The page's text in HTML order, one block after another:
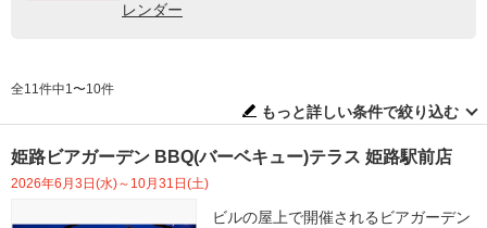
レンダー
全11件中1〜10件
もっと詳しい条件で絞り込む
姫路ビアガーデン BBQ(バーベキュー)テラス 姫路駅前店
2026年6月3日(水)～10月31日(土)
ビルの屋上で開催されるビアガーデン